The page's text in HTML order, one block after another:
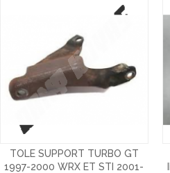
TOLE SUPPORT TURBO GT
1997-2000 WRX ET STI 2001-